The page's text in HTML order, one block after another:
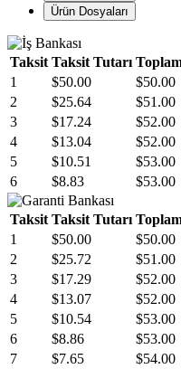
Ürün Dosyaları
Taksit Taksit Tutarı
1
$50.00
$50.00
2
$25.64
$51.00
3
$17.24
$52.00
4
$13.04
$52.00
5
$10.51
$53.00
6
$8.83 $53.00
Taksit Taksit Tutarı
1
$50.00
$50.00
2
$25.72
$51.00
3
$17.29
$52.00
4
$13.07
$52.00
5
$10.54
$53.00
6
$8.86
$53.00
7
$7.65
$54.00